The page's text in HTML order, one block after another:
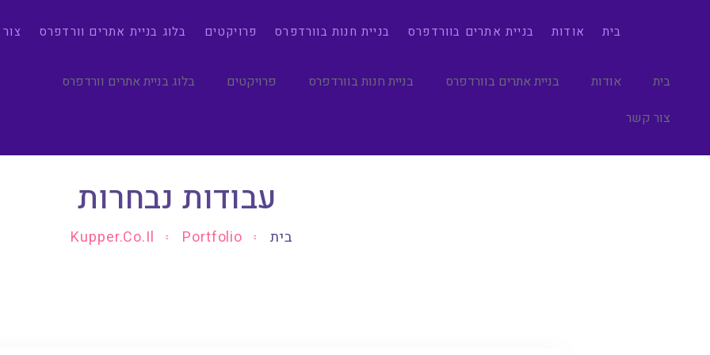
בית אודות בניית אתרים בוורדפרס בניית חנות בוורדפרס פרויקטים בלוג בניית אתרים וורדפרס
בית אודות בניית אתרים בוורדפרס בניית חנות בוורדפרס פרויקטים
בלוג בניית אתרים וורדפרס
צור קשר
עבודות נבחרות
בית Portfolio
Kupper.co.il